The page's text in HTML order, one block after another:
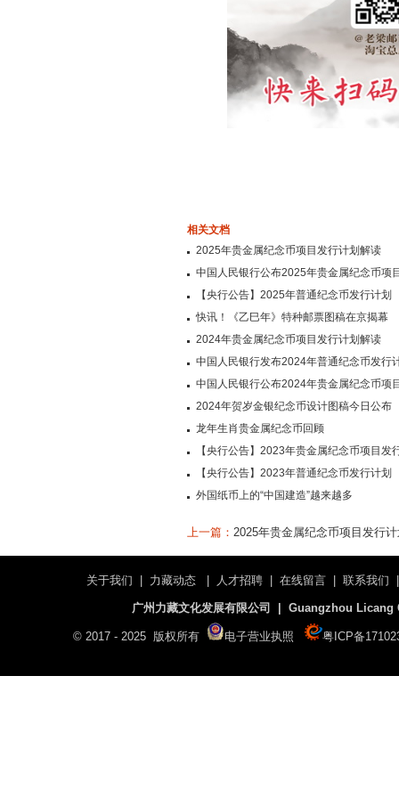
相关文档
2025年贵金属纪念币项目发行计划解读
中国人民银行公布2025年贵金属纪念币项
【央行公告】2025年普通纪念币发行计划
快讯！《乙巳年》特种邮票图稿在京揭幕
2024年贵金属纪念币项目发行计划解读
中国人民银行发布2024年普通纪念币发行
中国人民银行公布2024年贵金属纪念币项
2024年贺岁金银纪念币设计图稿今日公布
龙年生肖贵金属纪念币回顾
【央行公告】2023年贵金属纪念币项目发
【央行公告】2023年普通纪念币发行计划
外国纸币上的“中国建造”越来越多
上一篇： 2025年贵金属纪念币项目发行
关于我们 力藏动态 人才招聘 |在线留言 |联系我们
广州力藏文化发展有限公司 | Guangzhou Licang
© 2017 - 2025 版权所有 电子营业执照 粤ICP备